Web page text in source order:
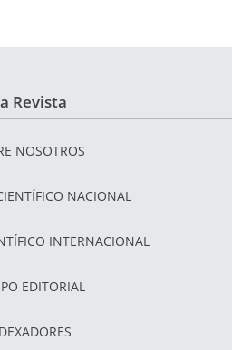
Revista
NOSOTROS
NACIONAL
INTERNACIONAL
EDITORIAL